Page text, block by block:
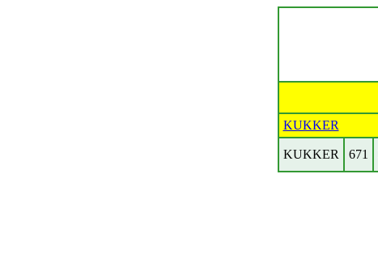
KUKKER
KUKKER 671